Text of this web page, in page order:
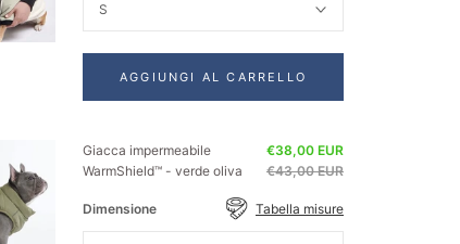
S
AGGIUNGI AL CARRELLO
Giacca impermeabile
WarmShield™ - verde oliva
€38,00 EUR
€43,00 EUR
Dimensione Tabella misure